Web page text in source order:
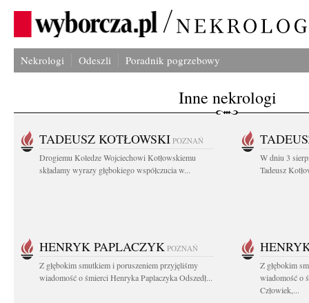
Nekrologi Odeszli Poradnik pogrzebowy
Inne nekrologi
TADEUSZ KOTŁOWSKI POZNAŃ
Drogiemu Koledze Wojciechowi Kotłowskiemu
składamy wyrazy głębokiego współczucia w...
W dniu 3
Tadeusz
HENRYK PAPLACZYK POZNAŃ
Z głębokim smutkiem i poruszeniem przyjęliśmy
wiadomość o śmierci Henryka Paplaczyka Odszedł...
Z głębokim
wiadomość o
Człowiek,...